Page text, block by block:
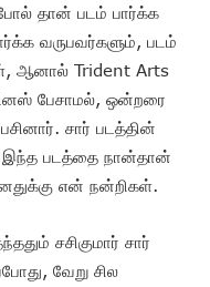
தான் படம் பார்க்க
வருபவர்களும், படம்
ஆனால் Trident Arts
பேசாமல், ஒன்றரை
சார் படத்தின்
இந்த படத்தை நான்தான்
என் நன்றிகள்.
சசிகுமார் சார்
வேறு சில